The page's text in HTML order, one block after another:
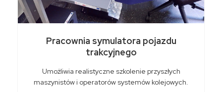
Pracownia symulatora pojazdu
trakcyjnego
Umożliwia realistyczne szkolenie przyszłych
maszynistów i operatorów systemów kolejowych.